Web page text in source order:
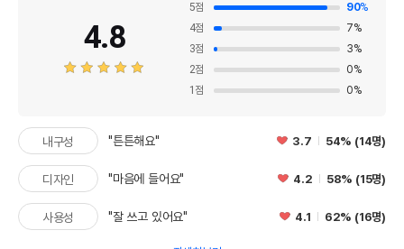
4.8
5점 90%
4점 7%
3점 3%
2점 0%
1 점 0%
내구성 "튼튼해요" 3.7 54% (14명)
디자인 "마음에 들어요" 4.2 58% (15명)
사용성 "잘 쓰고 있어요" 4.1 62% (16명)